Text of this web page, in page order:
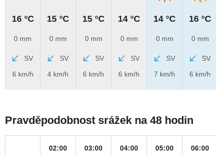
16 °C
0 mm
SV
6 km/h
15 °C
0 mm
SV
4 km/h
15 °C
0 mm
SV
6 km/h
14 °C
0 mm
SV
6 km/h
14 °C
0 mm
SV
7 km/h
16 °C
0 mm
SV
6 km/h
Pravděpodobnost srážek na 48 hodin
02:00
03:00
04:00
05:00
06:00